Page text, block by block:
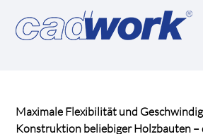
Suchbegriffe
Maximale Flexibilität und
Konstruktion beliebiger Holzbauten –